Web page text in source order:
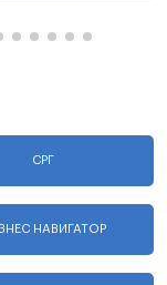
СРГ
НАВИГАТОР